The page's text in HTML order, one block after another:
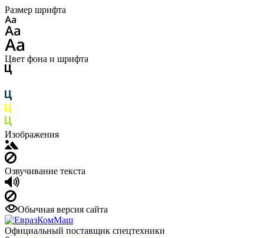
Размер шрифта
Цвет фона и шрифта
Изображения
Озвучивание текста
Обычная версия сайта
Официальный поставщик спецтехники